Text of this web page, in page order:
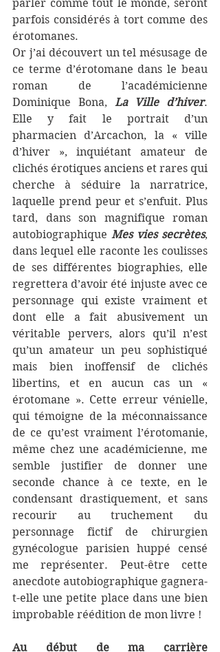
parler comme tout le monde, seront
parfois considérés à tort comme des
érotomanes.
Or j’ai découvert un tel mésusage de
ce terme d’érotomane dans le beau
roman de l’académicienne
Dominique Bona, La Ville d’hiver.
Elle y fait le portrait d’un
pharmacien d’Arcachon, la « ville
d’hiver », inquiétant amateur de
clichés érotiques anciens et rares qui
cherche à séduire la narratrice,
laquelle prend peur et s’enfuit. Plus
tard, dans son magnifique roman
autobiographique Mes vies secrètes,
dans lequel elle raconte les coulisses
de ses différentes biographies, elle
regrettera d’avoir été injuste avec ce
personnage qui existe vraiment et
dont elle a fait abusivement un
véritable pervers, alors qu’il n’est
qu’un amateur un peu sophistiqué
mais bien inoffensif de clichés
libertins, et en aucun cas un «
érotomane ». Cette erreur vénielle,
qui témoigne de la méconnaissance
de ce qu’est vraiment l’érotomanie,
même chez une académicienne, me
semble justifier de donner une
seconde chance à ce texte, en le
condensant drastiquement, et sans
recourir au truchement du
personnage fictif de chirurgien
gynécologue parisien huppé censé
me représenter. Peut-être cette
anecdote autobiographique gagnera-
t-elle une petite place dans une bien
improbable réédition de mon livre !
Au début de ma carrière